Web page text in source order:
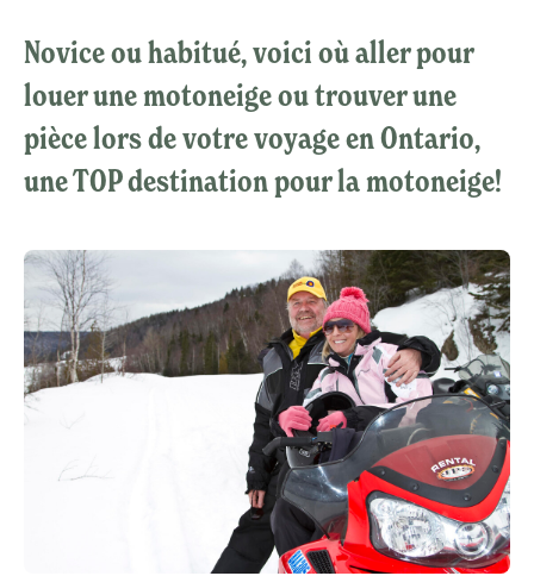
Novice ou habitué, voici où aller pour
louer une motoneige ou trouver une
pièce lors de votre voyage en Ontario,
une TOP destination pour la motoneige!